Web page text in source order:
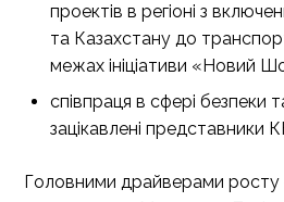
проектів в регіоні з
та Казахстану до
межах ініціативи «Новий
співпраця в сфері безпеки
зацікавлені представники
Головними драйверами росту